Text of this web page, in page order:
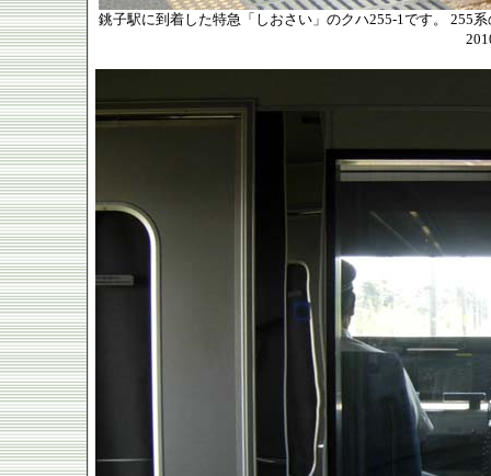
銚子駅に到着した特急「しおさい」のクハ255-1です。 255